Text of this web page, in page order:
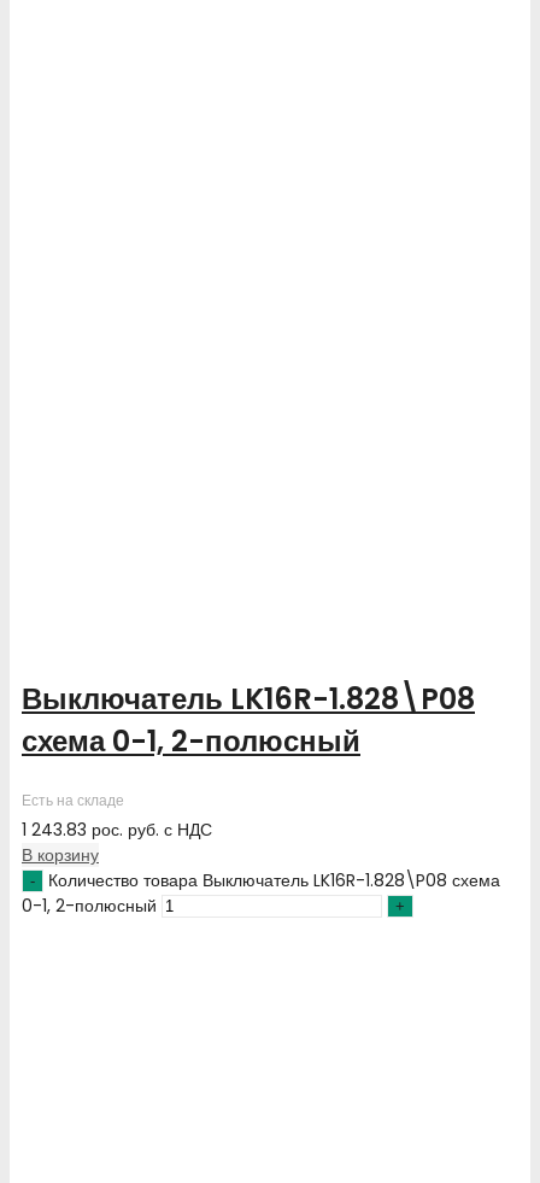
Выключатель LK16R-1.828\P08
схема 0-1, 2-полюсный
Есть на складе
1 243.83 рос. руб. с НДС
В корзину
Количество товара Выключатель LK16R-1.828\P08 схема
0-1, 2-полюсный